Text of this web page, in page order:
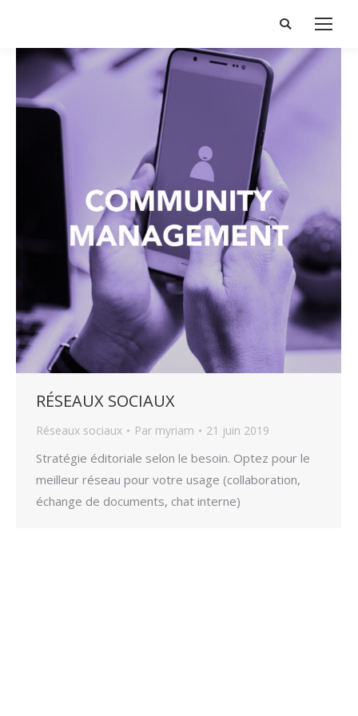
Search:
RÉSEAUX SOCIAUX
Réseaux sociaux Par myriam 21 juin 2019
Stratégie éditoriale selon le besoin. Optez pour le
meilleur réseau pour votre usage (collaboration,
échange de documents, chat interne)